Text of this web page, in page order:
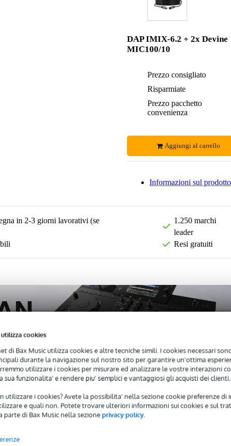
cookies
di Bax Music utilizza cookies e altre tecniche simili. I cookies necessari
durante la navigazione sul nostro sito per garantire un'ottima
utilizzare i cookies per misurare ed analizzare le vostre interazioni
sua funzionalita' e rendere piu' semplici e vantaggiosi gli acquisti dei clienti.
utilizzare i cookies? Avete la possibilita' nella sezione cookie preferenze di
e quali non. Potete trovare ulteriori informazioni sui cookies e sul
parte di Bax Music nella sezioneprivacy policy.
DAP IMIX-6.2 + 2x Devine
MIC100/10
Prezzo consigliato
Risparmiate
Prezzo pacchetto
convenienza
Aggiungi al carrello
Informazioni sul prodotto
in 2-3 giorni lavorativi (se
1.250 marchi
leader
Resi gratuiti
Mixer